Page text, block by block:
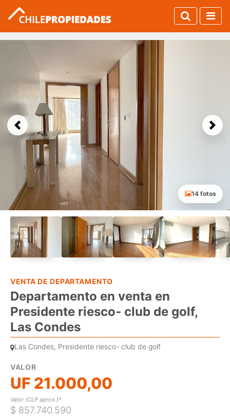
Previous Next
14 fotos
VENTA DE DEPARTAMENTO
Departamento en venta en
Presidente riesco- club de golf,
Las Condes
Las Condes, Presidente riesco- club de golf
VALOR
UF 21.000,00
Valor (CLP aprox.)*
$ 857.740.590